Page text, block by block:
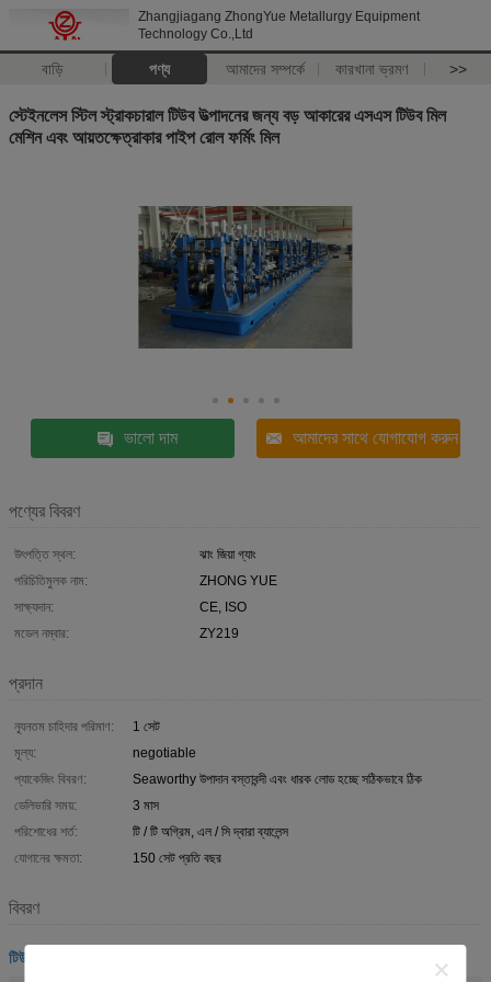
Zhangjiagang ZhongYue Metallurgy Equipment
Technology Co.,Ltd
বাড়ি পণ্য আমাদের সম্পর্কে কারখানা ভ্রমণ >>
স্টেইনলেস স্টিল স্ট্রাকচারাল টিউব উত্পাদনের জন্য বড় আকারের এসএস টিউব মিল
মেশিন এবং আয়তক্ষেত্রাকার পাইপ রোল ফর্মিং মিল
ভালো দাম আমাদের সাথে যোগাযোগ করুন
পণ্যের বিবরণ
উৎপত্তি স্থল:
ঝাং জিয়া গ্যাং
পরিচিতিমুলক নাম:
ZHONG YUE
সাক্ষ্যদান:
CE, ISO
মডেল নম্বার:
ZY219
প্রদান
ন্যূনতম চাহিদার পরিমাণ:
1 সেট
মূল্য:
negotiable
প্যাকেজিং বিবরণ:
Seaworthy উপাদান বস্তাবন্দী এবং ধারক লোড হচ্ছে সঠিকভাবে ঠিক
ডেলিভারি সময়:
3 মাস
পরিশোধের শর্ত:
টি / টি অগ্রিম, এল / সি দ্বারা ব্যালেন্স
যোগানের ক্ষমতা:
150 সেট প্রতি বছর
বিবরণ
টিউব মেকিং মেশিন